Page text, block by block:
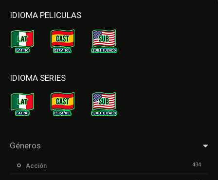
IDIOMA PELICULAS
IDIOMA SERIES
Géneros
Acción 434